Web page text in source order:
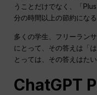
うことだけでなく、「
分の時間以上の節約にな
多くの学生、フリーラン
にとって、その答えは「
とっては、その答えはた
ChatGPT